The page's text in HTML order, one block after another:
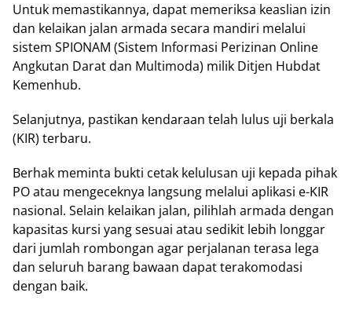
Untuk memastikannya, dapat memeriksa keaslian izin
dan kelaikan jalan armada secara mandiri melalui
sistem SPIONAM (Sistem Informasi Perizinan Online
Angkutan Darat dan Multimoda) milik Ditjen Hubdat
Kemenhub.
Selanjutnya, pastikan kendaraan telah lulus uji berkala
(KIR) terbaru.
Berhak meminta bukti cetak kelulusan uji kepada pihak
PO atau mengeceknya langsung melalui aplikasi e-KIR
nasional. Selain kelaikan jalan, pilihlah armada dengan
kapasitas kursi yang sesuai atau sedikit lebih longgar
dari jumlah rombongan agar perjalanan terasa lega
dan seluruh barang bawaan dapat terakomodasi
dengan baik.